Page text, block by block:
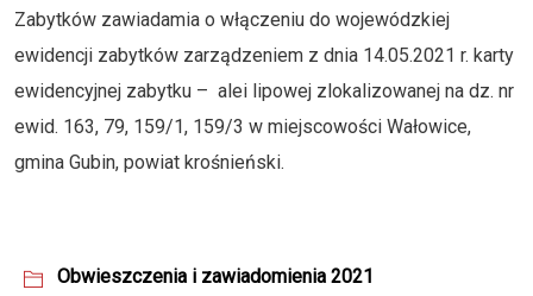
Zabytków zawiadamia o włączeniu do wojewódzkiej
ewidencji zabytków zarządzeniem z dnia 14.05.2021 r. karty
ewidencyjnej zabytku – alei lipowej zlokalizowanej na dz. nr
ewid. 163, 79, 159/1, 159/3 w miejscowości Wałowice,
gmina Gubin, powiat krośnieński.
Obwieszczenia i zawiadomienia 2021